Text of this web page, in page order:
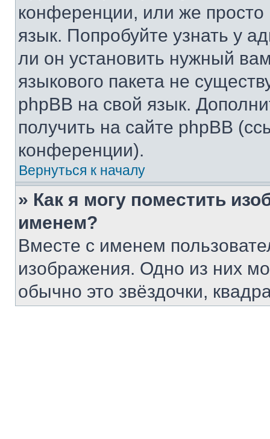
конференции, или же
язык. Попробуйте узнать у
ли он установить нужный
языкового пакета не
phpBB на свой язык.
получить на сайте phpBB
конференции).
Вернуться к началу
» Как я могу поместить
именем?
Вместе с именем
изображения. Одно из них
обычно это звёздочки,